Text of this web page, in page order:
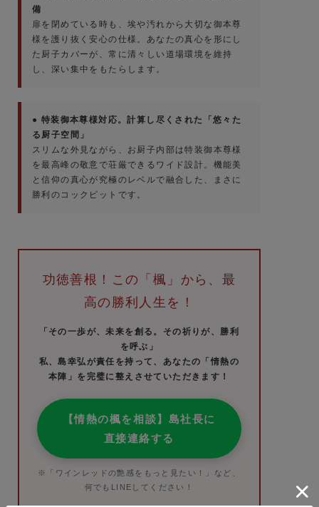
備
扉を閉めている時も、埃や汚れから大切な御本尊
様を護り抜く安心の仕様。あなたの真心を形にし
た厨子カバーが、常に清々しい道場環境を維持
し、深い集中をもたらします。
● 特装御本尊様対応。計算し尽くされた「悠々た
る厨子空間」
スリムな外見ながら、お厨子内部は特装御本尊様
を最高峰の敬意で荘厳できるワイド設計。機能美
と信仰の真心が究極のレベルで融合した、まさに
勝利のコックピットです。
功徳善根！この「楓」から、最
高の勝利人生を！
「その一歩が、未来を創る。その祈りが、勝利
を呼ぶ」
私、島幸弘が責任を持って、あなたの「情熱の
本陣」を完璧に整えさせていただきます！
【情熱の楓を相談】島社長に
直接連絡する
※「ワインレッドの艶感をもっと見たい！」など、
何でもLINEしてください！